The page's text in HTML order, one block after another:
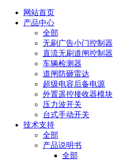
网站首页
产品中心
全部
无刷广告小门控制器
直流无刷道闸控制器
车辆检测器
道闸防砸雷达
超级电容后备电源
外置遥控接收器模块
压力波开关
台式手动开关
技术支持
全部
产品说明书
全部